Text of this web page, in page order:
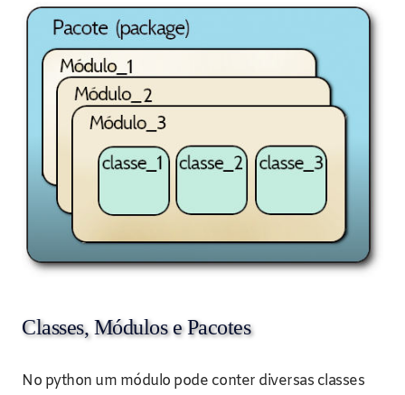
Classes, Módulos e Pacotes
No python um módulo pode conter diversas classes